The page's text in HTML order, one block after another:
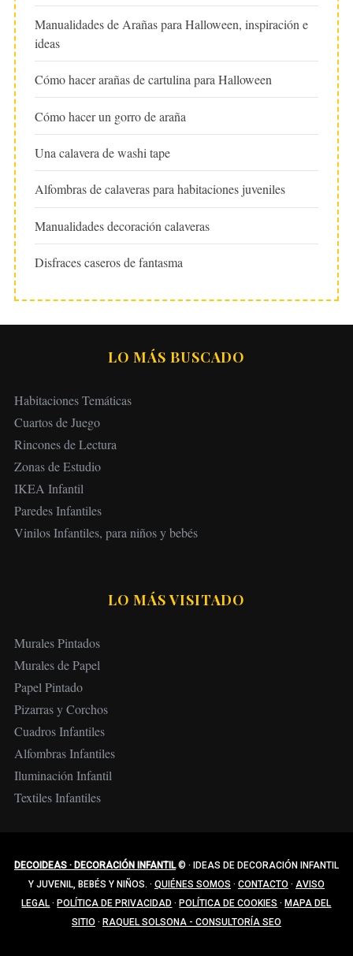
Manualidades de Arañas para Halloween, inspiración e
ideas
Cómo hacer arañas de cartulina para Halloween
Cómo hacer un gorro de araña
Una calavera de washi tape
Alfombras de calaveras para habitaciones juveniles
Manualidades decoración calaveras
Disfraces caseros de fantasma
LO MÁS BUSCADO
Habitaciones Temáticas
Cuartos de Juego
Rincones de Lectura
Zonas de Estudio
IKEA Infantil
Paredes Infantiles
Vinilos Infantiles, para niños y bebés
LO MÁS VISITADO
Murales Pintados
Murales de Papel
Papel Pintado
Pizarras y Corchos
Cuadros Infantiles
Alfombras Infantiles
Iluminación Infantil
Textiles Infantiles
DECOIDEAS · DECORACIÓN INFANTIL© ·
IDEAS DE DECORACIÓN INFANTIL
Y JUVENIL, BEBÉS Y NIÑOS. · QUIÉNES SOMOS · CONTACTO · AVISO
LEGAL · POLÍTICA DE PRIVACIDAD · POLÍTICA DE COOKIES · MAPA DEL
SITIO · RAQUEL SOLSONA - CONSULTORÍA SEO